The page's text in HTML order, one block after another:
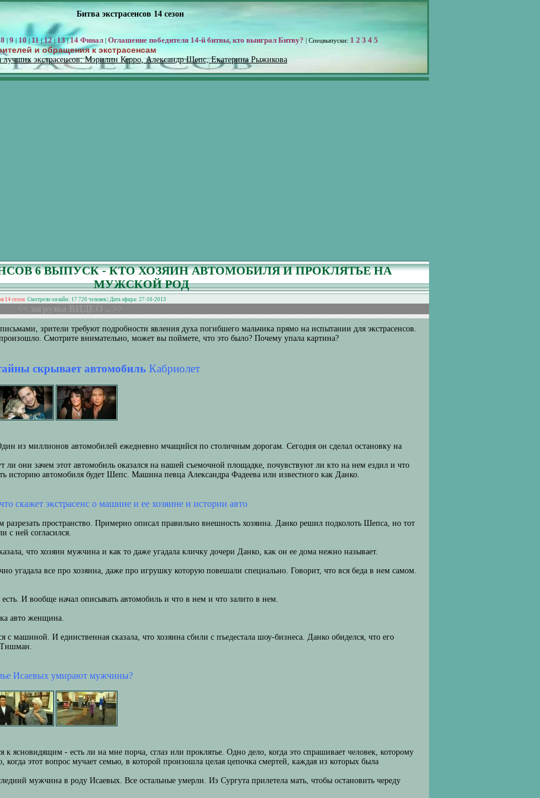
Битва экстрасенсов 14 сезон
8 | 9 | 10 | 11|12| 13|14 Финал | Оглашение победителя 14-й битвы, кто выиграл Битву? | Спецвыпуски: 1 2 3 4 5
и обращения к экстрасенсам
экстрасенсов: Мэрилин Керро, Александр Шепс, Екатерина Рыжикова
6 ВЫПУСК - КТО ХОЗЯИН АВТОМОБИЛЯ И ПРОКЛЯТЬЕ НА
МУЖСКОЙ РОД
14 сезон Смотрели онлайн: 17 720 человек | Дата эфира: 27-10-2013
зрители требуют подробности явления духа погибшего мальчика прямо на испытании для экстрасенсов.
Смотрите внимательно, может вы поймете, что это было? Почему упала картина?
скрывает автомобиль Кабриолет
из миллионов автомобилей ежедневно мчащийся по столичным дорогам. Сегодня он сделал остановку на
ли они зачем этот автомобиль оказался на нашей съемочной площадке, почувствуют ли кто на нем ездил и что
историю автомобиля будет Шепс. Машина певца Александра Фадеева или известного как Данко.
скажет экстрасенс о машине и ее хозяине и истории авто
разрезать пространство. Примерно описал правильно внешность хозяина. Данко решил подколоть Шепса, но тот
с ней согласился.
что хозяин мужчина и как то даже угадала кличку дочери Данко, как он ее дома нежно называет.
угадала все про хозяина, даже про игрушку которую повешали специально. Говорит, что вся беда в нем самом.
есть. И вообще начал описывать автомобиль и что в нем и что залито в нем.
авто женщина.
с машиной. И единственная сказала, что хозяина сбили с пъедестала шоу-бизнеса. Данко обиделся, что его
Исаевых умирают мужчины?
ясновидящим - есть ли на мне порча, сглаз или проклятье. Одно дело, когда это спрашивает человек, которому
когда этот вопрос мучает семью, в которой произошла целая цепочка смертей, каждая из которых была
мужчина в роду Исаевых. Все остальные умерли. Из Сургута прилетела мать, чтобы остановить череду